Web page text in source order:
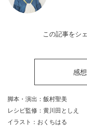
この記事をシ
感
脚本・演出：飯村聖美
レシピ監修：黄川田としえ
イラスト：おくちはる